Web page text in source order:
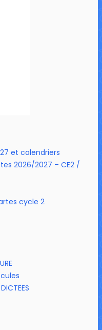
et calendriers
2026/2027 – CE2 /
cycle 2